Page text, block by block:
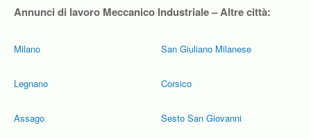
Annunci di lavoro Meccanico Industriale – Altre città:
Milano
Legnano
Assago
San Giuliano Milanese
Corsico
Sesto San Giovanni